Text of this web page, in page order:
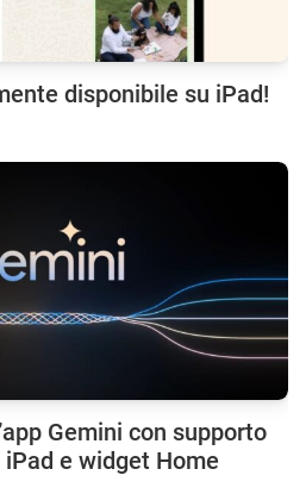
disponibile su iPad!
Gemini con supporto
e widget Home